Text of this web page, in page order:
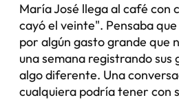
María José llega al café con
cayó el veinte". Pensaba
por algún gasto grande que
una semana registrando sus
algo diferente. Una
cualquiera podría tener con